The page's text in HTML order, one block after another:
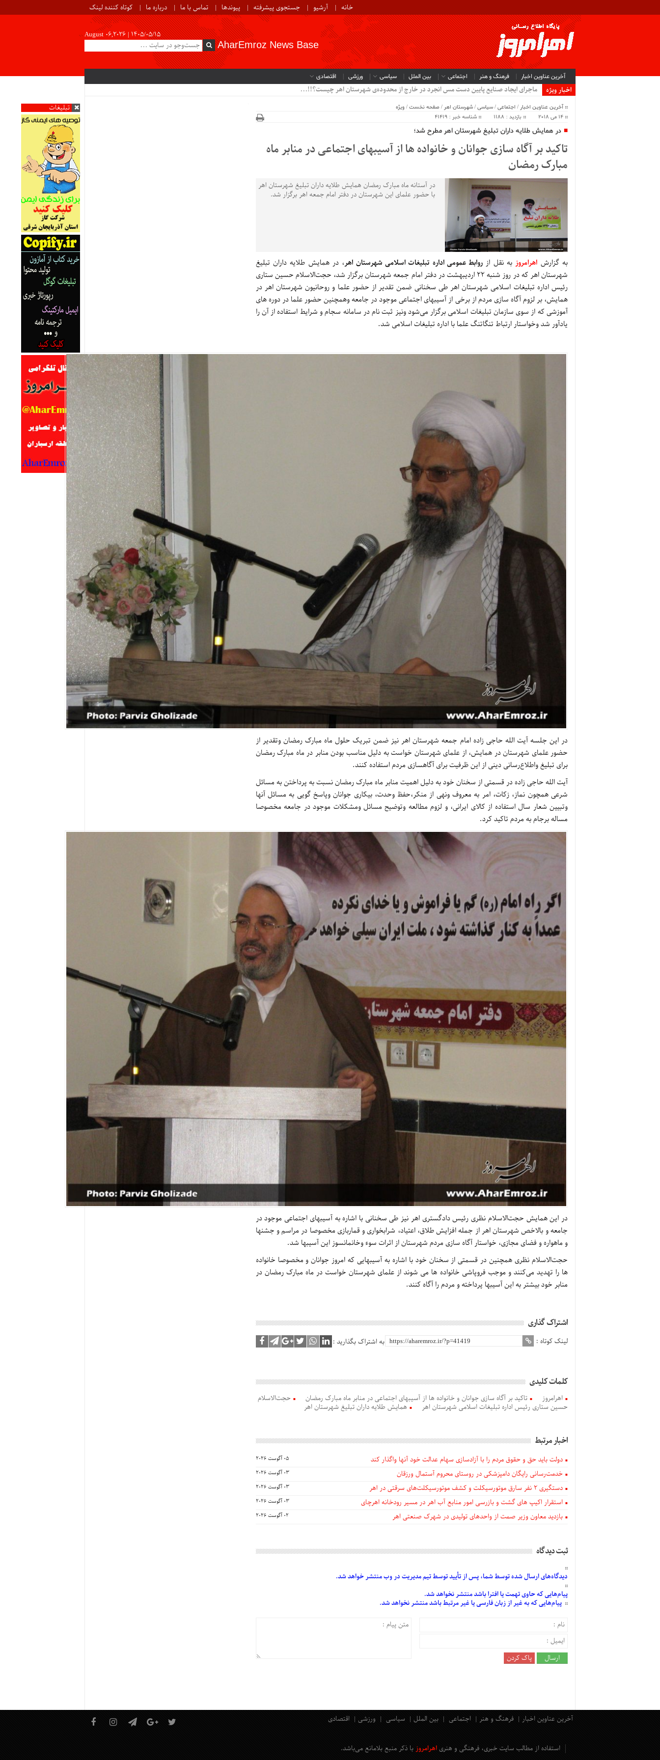
خانه آرشیو جستجوی پیشرفته پیوندها تماس با ما درباره ما کوتاه کننده لینک
August 06,2026 | ۱۴۰۵/۰۵/۱۵
AharEmroz News Base
آخرین عناوین اخبار فرهنگ و هنر اجتماعی بین الملل سیاسی ورزشی اقتصادی
اخبار ویژه
ماجرای ایجاد صنایع پایین دست مس انجرد در خارج از محدوده‌ی شهرستان اهر چیست؟!!...
تبلیغات
آخرین عناوین اخبار / اجتماعی/سیاسی/شهرستان اهر /صفحه نخست/ ویژه
14 می 2018
بازدید : 1188 شناسه خبر : 41419
در همایش طلایه داران تبلیغ شهرستان اهر مطرح شد؛
تاکید بر آگاه سازی جوانان و خانواده ها از آسیبهای اجتماعی در منابر ماه
مبارک رمضان
در آستانه ماه مبارک رمضان همایش طلایه داران تبلیغ شهرستان اهر
با حضور علمای این شهرستان در دفتر امام جمعه اهر برگزار شد.
به گزارش اهرامروز به نقل از روابط عمومی اداره تبلیغات اسلامی شهرستان اهر، در همایش طلایه داران تبلیغ
شهرستان اهر که در روز شنبه ۲۲ اردیبهشت در دفتر امام جمعه شهرستان برگزار شد، حجت‌الاسلام حسین ستاری
رئیس اداره تبلیغات اسلامی شهرستان اهر طی سخنانی ضمن تقدیر از حضور علما و روحانیون شهرستان اهر در
همایش، بر لزوم آگاه سازی مردم از برخی از آسیبهای اجتماعی موجود در جامعه وهمچنین حضور علما در دوره های
آموزشی که از سوی سازمان تبلیغات اسلامی برگزار می‌شود ونیز ثبت نام در سامانه سجام و شرایط استفاده از آن را
یادآور شد وخواستار ارتباط تنگاتنگ علما با اداره تبلیغات اسلامی شد.
در این جلسه آیت الله حاجی زاده امام جمعه شهرستان اهر نیز ضمن تبریک حلول ماه مبارک رمضان وتقدیر از
حضور علمای شهرستان در همایش، از علمای شهرستان خواست به دلیل مناسب بودن منابر در ماه مبارک رمضان
برای تبلیغ واطلاع‌رسانی دینی از این ظرفیت برای آگاهسازی مردم استفاده کنند.
آیت الله حاجی زاده در قسمتی از سخنان خود به دلیل اهمیت منابر ماه مبارک رمضان نسبت به پرداختن به مسائل
شرعی همچون نماز، زکات، امر به معروف ونهی از منکر،حفظ وحدت، بیکاری جوانان وپاسخ گویی به مسائل آنها
وتبیین شعار سال استفاده از کالای ایرانی، و لزوم مطالعه وتوضیح مسائل ومشکلات موجود در جامعه مخصوصا
مساله برجام به مردم تاکید کرد.
در این همایش حجت‌الاسلام نظری رئیس دادگستری اهر نیز طی سخنانی با اشاره به آسیبهای اجتماعی موجود در
جامعه و بالاخص شهرستان اهر از جمله افزایش طلاق، اعتیاد، شرابخواری و قماربازی مخصوصا در مراسم و جشنها
و ماهواره و فضای مجازی، خواستار آگاه سازی مردم شهرستان از اثرات سوء وخانمانسوز این آسیبها شد.
حجت‌الاسلام نظری همچنین در قسمتی از سخنان خود با اشاره به آسیبهایی که امروز جوانان و مخصوصا خانواده
ها را تهدید می‌کنند و موجب فروپاشی خانواده ها می شوند از علمای شهرستان خواست در ماه مبارک رمضان در
منابر خود بیشتر به این آسیبها پرداخته و مردم را آگاه کنند.
اشتراک گذاری
لینک کوتاه : به اشتراک بگذارید :
کلمات کلیدی
اهرامروز تاکید بر آگاه سازی جوانان و خانواده ها از آسیبهای اجتماعی در منابر ماه مبارک رمضان
حجت‌الاسلام
حسین ستاری رئیس اداره تبلیغات اسلامی شهرستان اهر
همایش طلایه داران تبلیغ شهرستان اهر
اخبار مرتبط
دولت باید حق و حقوق مردم را با آزادسازی سهام عدالت خود آنها واگذار کند 05 آگوست 2026
خدمت‌رسانی رایگان دامپزشکی در روستای محروم آستمال ورزقان 03 آگوست 2026
دستگيری ۲ نفر سارق موتورسیکلت و کشف موتورسیکلت‌های سرقتی در اهر 03 آگوست 2026
استقرار اکیپ های گشت و بازرسی امور منابع آب اهر در مسیر رودخانه اهرچای 03 آگوست 2026
بازدید معاون وزیر صمت از واحدهای تولیدی در شهرک صنعتی اهر 02 آگوست 2026
ثبت دیدگاه
دیدگاه‌هایارسالشدهتوسط شما، پس از تأییدتوسط تیم مدیریت در وب منتشر خواهد شد.
پیام‌هاییکه حاوی تهمت یا افترا باشد منتشر نخواهد شد.
پیام‌هاییکه به غیر از زبان فارسی یا غیر مرتبط باشد منتشر نخواهد شد.
آخرین عناوین اخبار فرهنگ و هنر اجتماعی بین الملل سیاسی ورزشی اقتصادی
استفاده از مطالب سایت خبری، فرهنگی و هنری اهرامروز با ذکر منبع بلامانع می‌باشد.